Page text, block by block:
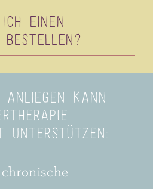
einen
bestellen?
kann
unterstützen: